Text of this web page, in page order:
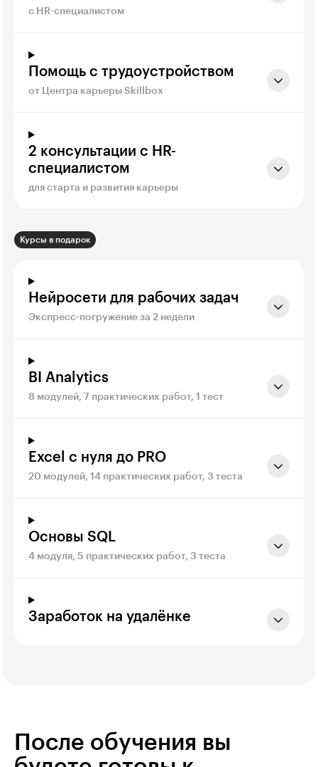
с HR-специалистом
Помощь с трудоустройством
от Центра карьеры Skillbox
2 консультации с HR-
специалистом
для старта и развития карьеры
Курсы в подарок
Нейросети для рабочих задач
Экспресс-погружение за 2 недели
BI Analytics
8 модулей, 7 практических работ, 1 тест
Excel с нуля до PRO
20 модулей, 14 практических работ, 3 теста
Основы SQL
4 модуля, 5 практических работ, 3 теста
Заработок на удалёнке
После обучения вы